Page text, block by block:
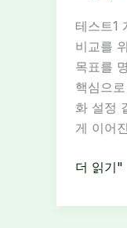
테스트1
비교를
목표를
핵심으
화 설정
게 이어
테
트
더 읽기"